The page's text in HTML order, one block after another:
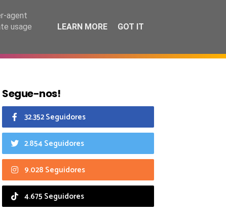
CALENDÁRIO
Segue-nos!
32.352 Seguidores
2.854 Seguidores
9.028 Seguidores
4.675 Seguidores
agent
usage
LEARN MORE GOT IT